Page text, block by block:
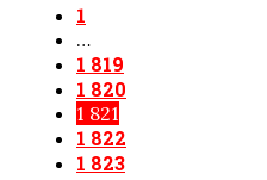
1
…
1 819
1 820
1 821
1 822
1 823